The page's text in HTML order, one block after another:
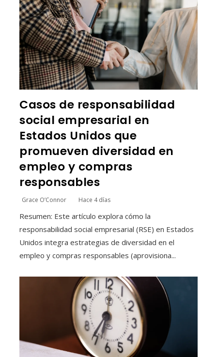
Casos de responsabilidad
social empresarial en
Estados Unidos que
promueven diversidad en
empleo y compras
responsables
Grace O’Connor Hace 4 días
Resumen: Este artículo explora cómo la
responsabilidad social empresarial (RSE) en Estados
Unidos integra estrategias de diversidad en el
empleo y compras responsables (aprovisiona...